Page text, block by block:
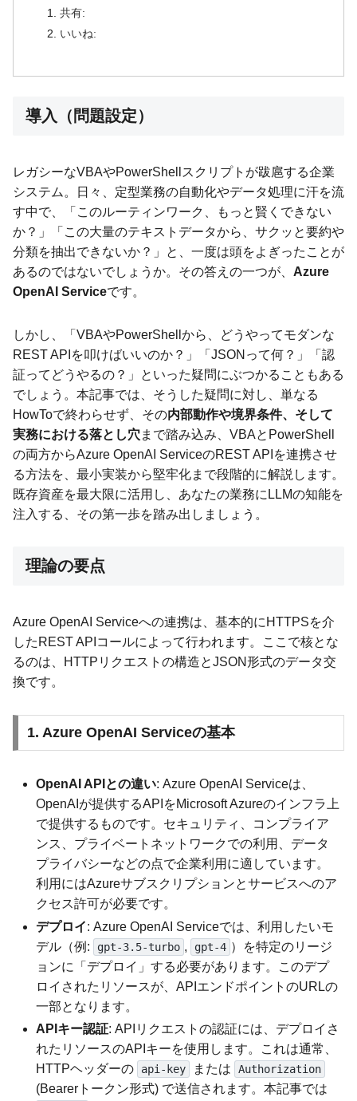
共有:
いいね:
導入（問題設定）
レガシーなVBAやPowerShellスクリプトが跋扈する企業
システム。日々、定型業務の自動化やデータ処理に汗を流
す中で、「このルーティンワーク、もっと賢くできない
か？」「この大量のテキストデータから、サクッと要約や
分類を抽出できないか？」と、一度は頭をよぎったことが
あるのではないでしょうか。その答えの一つが、 Azure
OpenAI Serviceです。
しかし、「VBAやPowerShellから、どうやってモダンな
REST APIを叩けばいいのか？」「JSONって何？」「認
証ってどうやるの？」といった疑問にぶつかることもある
でしょう。本記事では、そうした疑問に対し、単なる
HowToで終わらせず、その内部動作や境界条件、そして
実務における落とし穴まで踏み込み、VBAとPowerShell
の両方からAzure OpenAI ServiceのREST APIを連携させ
る方法を、最小実装から堅牢化まで段階的に解説します。
既存資産を最大限に活用し、あなたの業務にLLMの知能を
注入する、その第一歩を踏み出しましょう。
理論の要点
Azure OpenAI Serviceへの連携は、基本的にHTTPSを介
したREST APIコールによって行われます。ここで核とな
るのは、HTTPリクエストの構造とJSON形式のデータ交
換です。
1. Azure OpenAI Serviceの基本
OpenAI APIとの違い: Azure OpenAI Serviceは、
OpenAIが提供するAPIをMicrosoft Azureのインフラ上
で提供するものです。セキュリティ、コンプライア
ンス、プライベートネットワークでの利用、データ
プライバシーなどの点で企業利用に適しています。
利用にはAzureサブスクリプションとサービスへのア
クセス許可が必要です。
デプロイ: Azure OpenAI Serviceでは、利用したいモ
デル（例:
gpt-3.5-turbo , gpt-4 ）を特定のリージ
ョンに「デプロイ」する必要があります。このデプ
ロイされたリソースが、APIエンドポイントのURLの
一部となります。
APIキー認証: APIリクエストの認証には、デプロイさ
れたリソースのAPIキーを使用します。これは通常、
HTTPヘッダーの
api-key または Authorization
(Bearerトークン形式) で送信されます。本記事では